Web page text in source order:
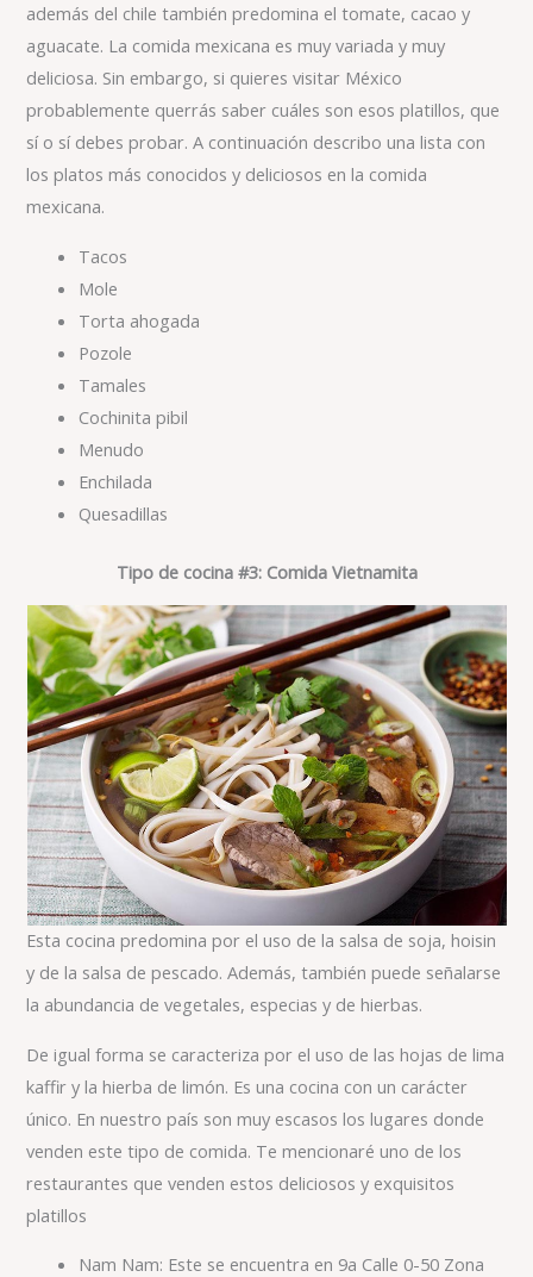
además del chile también predomina el tomate, cacao y
aguacate. La comida mexicana es muy variada y muy
deliciosa. Sin embargo, si quieres visitar México
probablemente querrás saber cuáles son esos platillos, que
sí o sí debes probar. A continuación describo una lista con
los platos más conocidos y deliciosos en la comida
mexicana.
Tacos
Mole
Torta ahogada
Pozole
Tamales
Cochinita pibil
Menudo
Enchilada
Quesadillas
Tipo de cocina #3: Comida Vietnamita
Esta cocina predomina por el uso de la salsa de soja, hoisin
y de la salsa de pescado. Además, también puede señalarse
la abundancia de vegetales, especias y de hierbas.
De igual forma se caracteriza por el uso de las hojas de lima
kaffir y la hierba de limón. Es una cocina con un carácter
único. En nuestro país son muy escasos los lugares donde
venden este tipo de comida. Te mencionaré uno de los
restaurantes que venden estos deliciosos y exquisitos
platillos
Nam Nam: Este se encuentra en 9a Calle 0-50 Zona